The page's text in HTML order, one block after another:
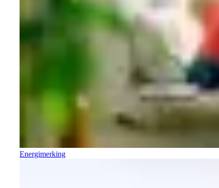
Energimerking